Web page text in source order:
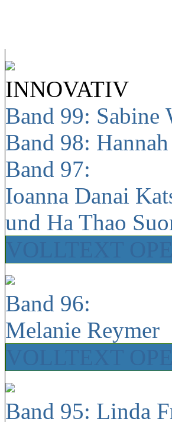
INNOVATIV
Band 99: Sabine
Band 98:
Band 97:
Ioanna Danai
und Ha Thao
Band 96:
Melanie Reymer
Band 95: Linda